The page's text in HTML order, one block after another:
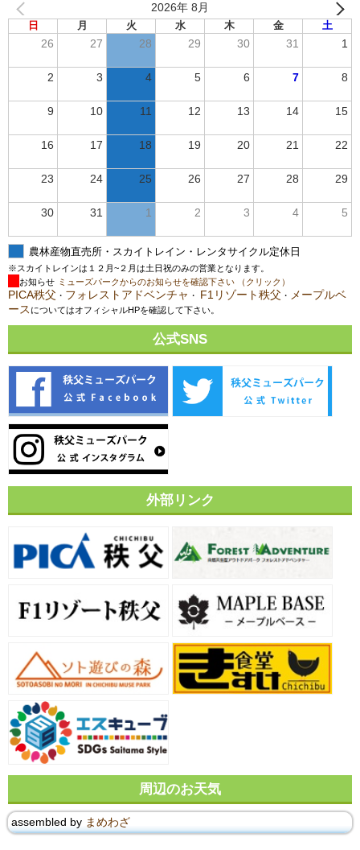
2026年 8月
日 月 火 水 木 金 土
26 27 28 29 30 31 1
2 3 4 5 6 7 8
9 10 11 12 13 14 15
16 17 18 19 20 21 22
23 24 25 26 27 28 29
30 31 1 2 3 4 5
農林産物直売所・スカイトレイン・レンタサイクル定休日
※スカイトレインは１２月~２月は土日祝のみの営業となります。
お知らせ ミューズパークからのお知らせを確認下さい （クリック）
PICA秩父 ・ フォレストアドベンチャ ・ F1リゾート秩父 ・ メープルベ
ース についてはオフィシャルHPを確認して下さい。
公式SNS
外部リンク
周辺のお天気
assembled by まめわざ